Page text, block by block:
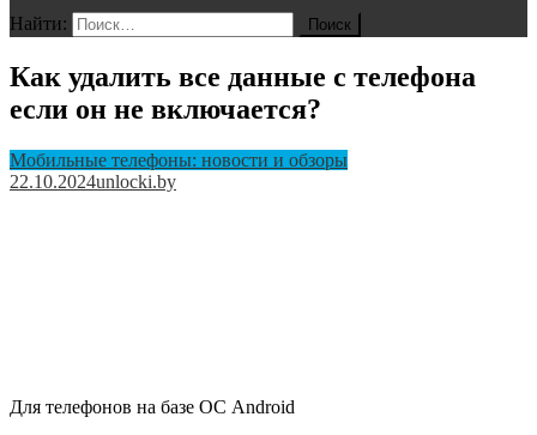
Найти:
Как удалить все данные с телефона
если он не включается?
Мобильные телефоны: новости и обзоры
22.10.2024unlocki.by
Для телефонов на базе ОС Android